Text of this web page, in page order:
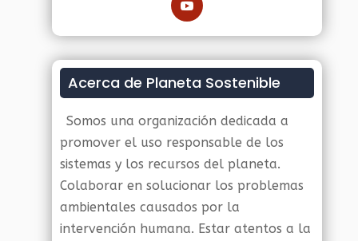
Acerca de Planeta Sostenible
Somos una organización dedicada a
promover el uso responsable de los
sistemas y los recursos del planeta.
Colaborar en solucionar los problemas
ambientales causados por la
intervención humana. Estar atentos a la